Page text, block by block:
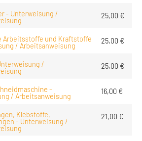
- Unterweisung /
25,00 €
Arbeitsstoffe und Kraftstoffe
/ Arbeitsanweisung
25,00 €
/
25,00 €
-
/ Arbeitsanweisung
16,00 €
Klebstoffe,
- Unterweisung /
21,00 €